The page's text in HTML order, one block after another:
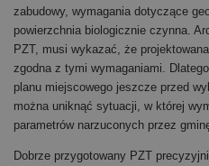
zabudowy, wymagania dotyczące
powierzchnia biologicznie czynna.
PZT, musi wykazać, że
zgodna z tymi wymaganiami.
planu miejscowego jeszcze przed
można uniknąć sytuacji, w której
parametrów narzuconych przez
Dobrze przygotowany PZT